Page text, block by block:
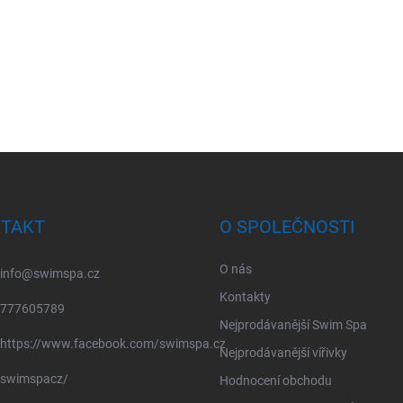
info@swimspa.cz
777605789
https://www.facebook.com/swimspa.cz
swimspacz/
O SPOLEČNOSTI
O nás
Kontakty
Nejprodávanější Swim Spa
Nejprodávanější vířivky
Hodnocení obchodu